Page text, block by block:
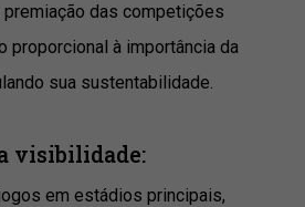
das competições
proporcional à importância da
sua sustentabilidade.
visibilidade:
em estádios principais,